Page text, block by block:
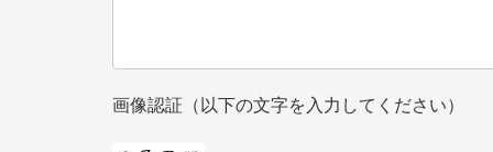
画像認証（以下の文字を入力してください）